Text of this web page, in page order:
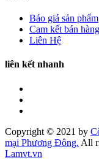
Báo giá sản phẩm
Cam kết bán hàng
Liên Hệ
liên kết nhanh
Copyright © 2021 by
mại Phương Đông. All
Lamvt.vn